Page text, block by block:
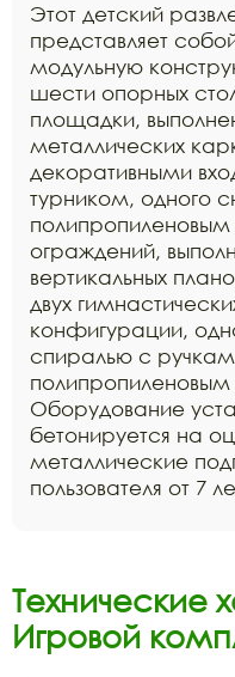
Этот детский
представляет
модульную
шести опорных
площадки,
металлических
декоративными
турником, одного
ограждений,
вертикальных
двух
конфигурации,
спиралью с
Оборудование
бетонируется на
металлические
пользователя от 7
Технические
Игровой